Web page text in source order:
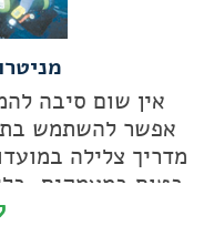
אין שום סיבה
אפשר להשתמש
מדריך צלילה
בטוח במעמקים,